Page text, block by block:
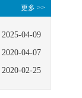
更多 >>
2025-04-09
2020-04-07
2020-02-25